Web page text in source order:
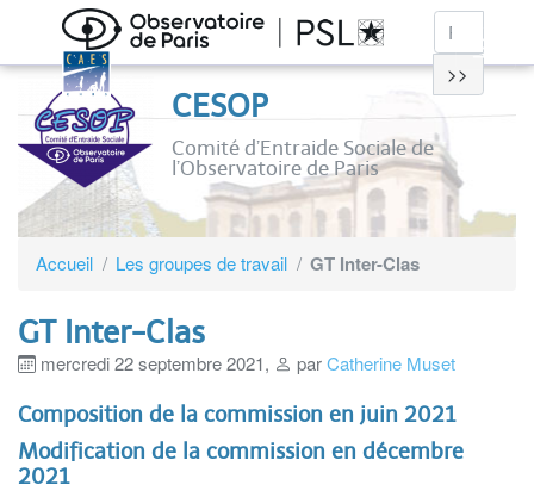
>>
CESOP
Comité d’Entraide Sociale de
l’Observatoire de Paris
Accueil Les groupes de travail GT Inter-Clas
GT Inter-Clas
mercredi 22 septembre 2021, parCatherine Muset
Composition de la commission en juin 2021
Modification de la commission en décembre
2021